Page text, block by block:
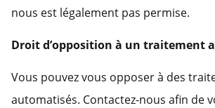
nous est légalement pas permise.
Droit d’opposition à un traitement
Vous pouvez vous opposer à des
automatisés. Contactez-nous afin de